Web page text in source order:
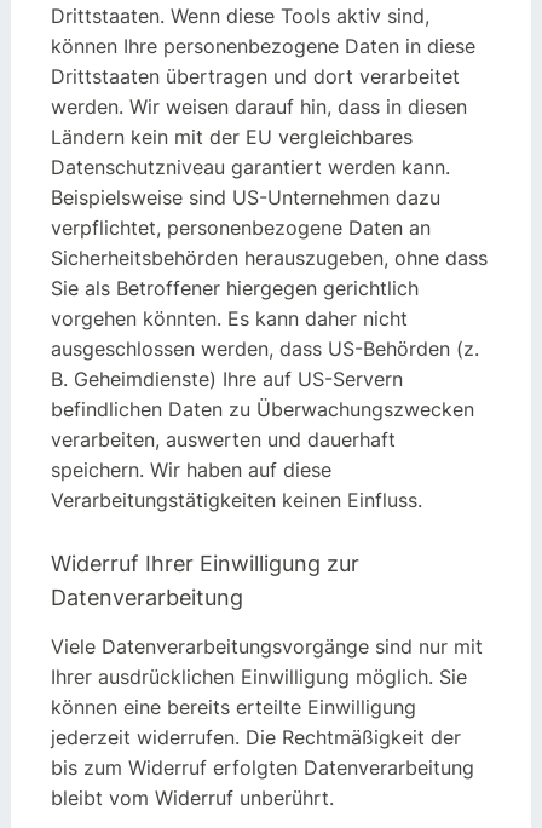
Drittstaaten. Wenn diese Tools aktiv sind,
können Ihre personenbezogene Daten in diese
Drittstaaten übertragen und dort verarbeitet
werden. Wir weisen darauf hin, dass in diesen
Ländern kein mit der EU vergleichbares
Datenschutzniveau garantiert werden kann.
Beispielsweise sind US-Unternehmen dazu
verpflichtet, personenbezogene Daten an
Sicherheitsbehörden herauszugeben, ohne dass
Sie als Betroffener hiergegen gerichtlich
vorgehen könnten. Es kann daher nicht
ausgeschlossen werden, dass US-Behörden (z.
B. Geheimdienste) Ihre auf US-Servern
befindlichen Daten zu Überwachungszwecken
verarbeiten, auswerten und dauerhaft
speichern. Wir haben auf diese
Verarbeitungstätigkeiten keinen Einfluss.
Widerruf Ihrer Einwilligung zur
Datenverarbeitung
Viele Datenverarbeitungsvorgänge sind nur mit
Ihrer ausdrücklichen Einwilligung möglich. Sie
können eine bereits erteilte Einwilligung
jederzeit widerrufen. Die Rechtmäßigkeit der
bis zum Widerruf erfolgten Datenverarbeitung
bleibt vom Widerruf unberührt.